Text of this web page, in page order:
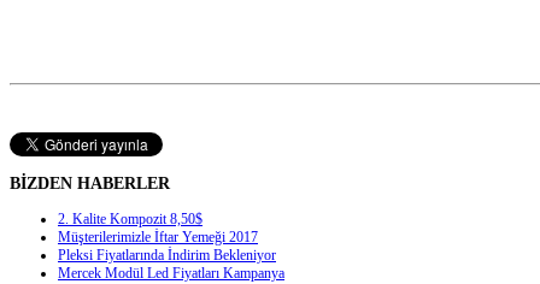
BİZDEN HABERLER
2. Kalite Kompozit 8,50$
Müşterilerimizle İftar Yemeği 2017
Pleksi Fiyatlarında İndirim Bekleniyor
Mercek Modül Led Fiyatları Kampanya